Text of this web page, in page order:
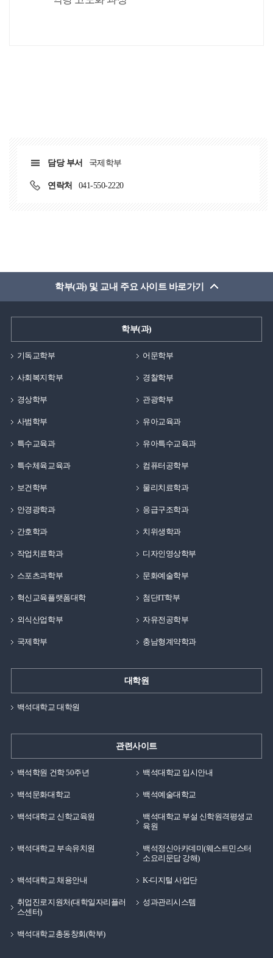
담당 부서 국제학부
연락처 041-550-2220
학부(과) 및 교내 주요 사이트 바로가기
학부(과)
기독교학부 어문학부
사회복지학부 경찰학부
경상학부 관광학부
사범학부 유아교육과
특수교육과 유아특수교육과
특수체육교육과 컴퓨터공학부
보건학부 물리치료학과
안경광학과 응급구조학과
간호학과 치위생학과
작업치료학과 디자인영상학부
스포츠과학부 문화예술학부
혁신교육플랫폼대학 첨단IT학부
외식산업학부 자유전공학부
국제학부 충남형계약학과
대학원
백석대학교 대학원
관련사이트
백석학원 건학 50주년 백석대학교 입시안내
백석문화대학교 백석예술대학교
백석대학교 신학교육원
백석대학교 부설 신학원격평생교
육원
백석대학교 부속유치원
백석정신아카데미(웨스트민스터
소요리문답 강해)
백석대학교 채용안내 K-디지털 사업단
취업진로지원처(대학일자리플러
스센터)
성과관리시스템
백석대학교총동창회(학부)